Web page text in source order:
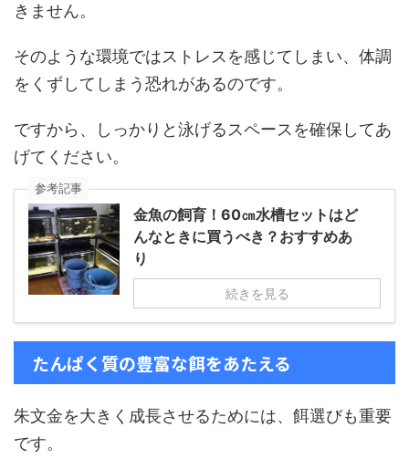
きません。
そのような環境ではストレスを感じてしまい、体調
をくずしてしまう恐れがあるのです。
ですから、しっかりと泳げるスペースを確保してあ
げてください。
参考記事
金魚の飼育！60㎝水槽セットはど
んなときに買うべき？おすすめあ
り
続きを見る
たんぱく質の豊富な餌をあたえる
朱文金を大きく成長させるためには、餌選びも重要
です。